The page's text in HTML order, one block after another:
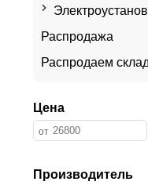
Распродажа
Распродаем
Цена
Производитель